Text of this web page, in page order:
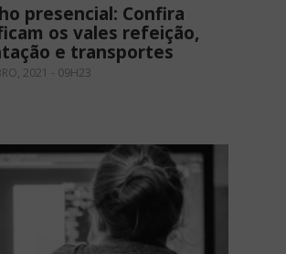
presencial: Confira
os vales refeição,
e transportes
2021 - 09H23